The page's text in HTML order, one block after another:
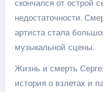
скончался от острой
недостаточности.
артиста стала
музыкальной сцены.
Жизнь и смерть
история о взлетах и